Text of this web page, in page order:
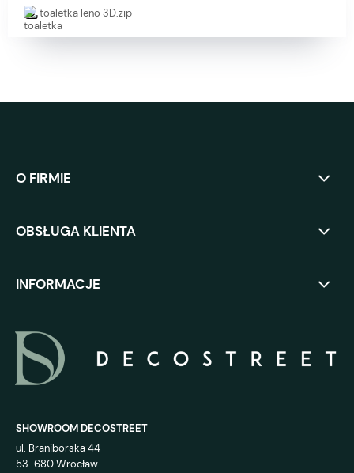
toaletka leno 3D.zip
O FIRMIE
OBSŁUGA KLIENTA
INFORMACJE
SHOWROOM DECOSTREET
ul. Braniborska 44
53-680 Wrocław